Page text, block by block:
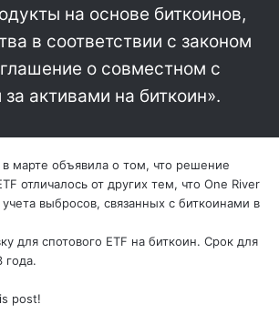
на основе биткоинов,
в соответствии с законом
о совместном с
активами на биткоин».
в марте объявила о том, что решение
отличалось от других тем, что One River
выбросов, связанных с биткоинами в
для спотового ETF на биткоин. Срок для
года.
post!